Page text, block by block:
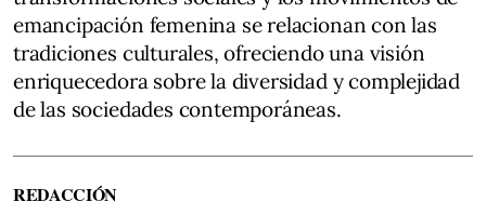
emancipación femenina se relacionan con las
tradiciones culturales, ofreciendo una visión
enriquecedora sobre la diversidad y complejidad
de las sociedades contemporáneas.
REDACCIÓN